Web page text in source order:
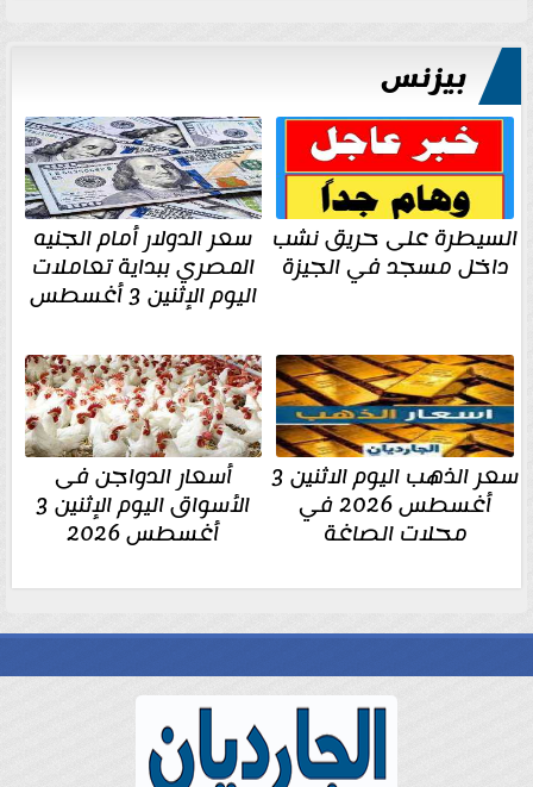
بيزنس
السيطرة على حريق نشب
داخل مسجد في الجيزة
سعر الدولار أمام الجنيه
المصري ببداية تعاملات
اليوم الإثنين 3 أغسطس
سعر الذهب اليوم الاثنين 3
أغسطس 2026 في
محلات الصاغة
أسعار الدواجن فى
الأسواق اليوم الإثنين 3
أغسطس 2026